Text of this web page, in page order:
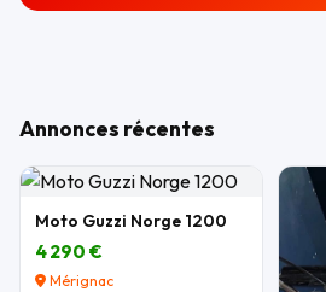
Annonces récentes
Moto Guzzi Norge 1200
4 290 €
Mérignac